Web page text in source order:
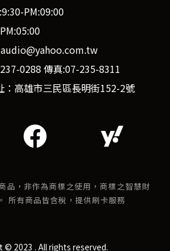
PM:09:00
0288 傳真:07-235-8311
：高雄市三民區長明街152-2號
品，非作為商標之使用，商標之智慧財
所有商品皆含稅，提供刷卡服務
© 2023 . All rights reserved.